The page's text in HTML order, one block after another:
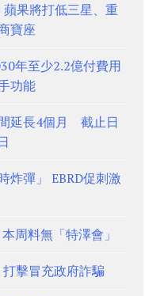
果將打低三星、重
寶座
年至少2.2億付費用
功能
延長4個月 截止日
炸彈」 EBRD促刺激
周料無「特澤會」
擊冒充政府詐騙